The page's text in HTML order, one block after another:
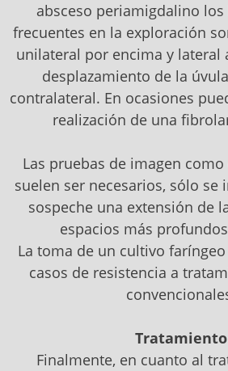
absceso periamigdalino los
frecuentes en la exploración
unilateral por encima y lateral
desplazamiento de la
contralateral. En ocasiones
realización de una
Las pruebas de imagen como
suelen ser necesarios, sólo se
sospeche una extensión de
espacios más
La toma de un cultivo
casos de resistencia a
Tratamiento
Finalmente, en cuanto al